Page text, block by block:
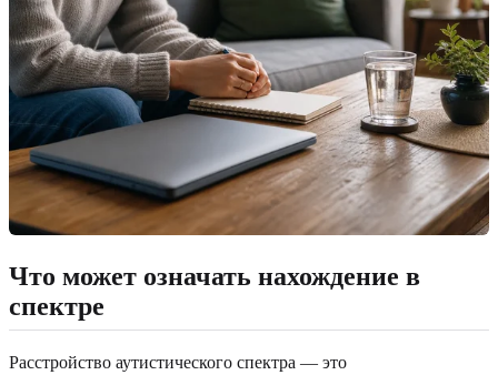
Что может означать нахождение в
спектре
Расстройство аутистического спектра — это